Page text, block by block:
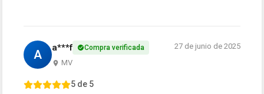
A a***f Compra verificada
MV
27 de junio de 2025
5 de 5